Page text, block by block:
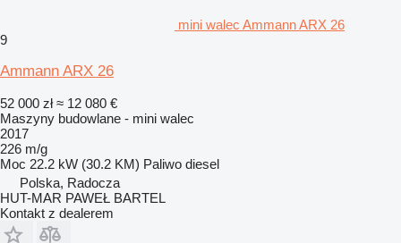
mini walec Ammann ARX 26
9
Ammann ARX 26
52 000 zł ≈ 12 080 €
Maszyny budowlane - mini walec
2017
226 m/g
Moc 22.2 kW (30.2 KM) Paliwo diesel
Polska, Radocza
HUT-MAR PAWEŁ BARTEL
Kontakt z dealerem